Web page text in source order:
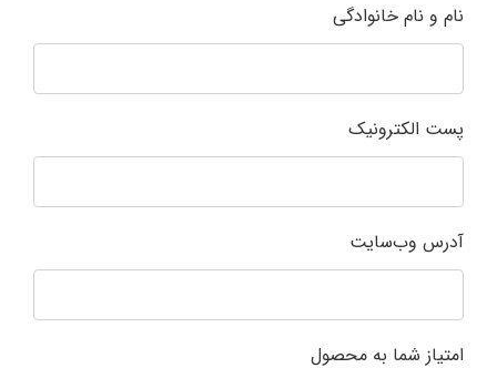
نام و نام خانوادگی
پست الکترونیک
آدرس وب‌سایت
امتیاز شما به محصول